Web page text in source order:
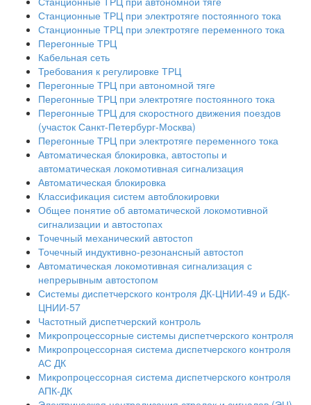
Станционные ТРЦ при электротяге постоянного тока
Станционные ТРЦ при электротяге переменного тока
Перегонные ТРЦ
Кабельная сеть
Требования к регулировке ТРЦ
Перегонные ТРЦ при автономной тяге
Перегонные ТРЦ при электротяге постоянного тока
Перегонные ТРЦ для скоростного движения поездов
(участок Санкт-Петербург-Москва)
Перегонные ТРЦ при электротяге переменного тока
Автоматическая блокировка, автостопы и
автоматическая локомотивная сигнализация
Автоматическая блокировка
Классификация систем автоблокировки
Общее понятие об автоматической локомотивной
сигнализации и автостопах
Точечный механический автостоп
Точечный индуктивно-резонансный автостоп
Автоматическая локомотивная сигнализация с
непрерывным автостопом
Системы диспетчерского контроля ДК-ЦНИИ-49 и БДК-
ЦНИИ-57
Частотный диспетчерский контроль
Микропроцессорные системы диспетчерского контроля
Микропроцессорная система диспетчерского контроля
АС ДК
Микропроцессорная система диспетчерского контроля
АПК-ДК